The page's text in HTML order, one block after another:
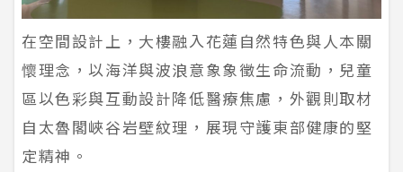
在空間設計上，大樓融入花蓮自然特色與人本關
懷理念，以海洋與波浪意象象徵生命流動，兒童
區以色彩與互動設計降低醫療焦慮，外觀則取材
自太魯閣峽谷岩壁紋理，展現守護東部健康的堅
定精神。